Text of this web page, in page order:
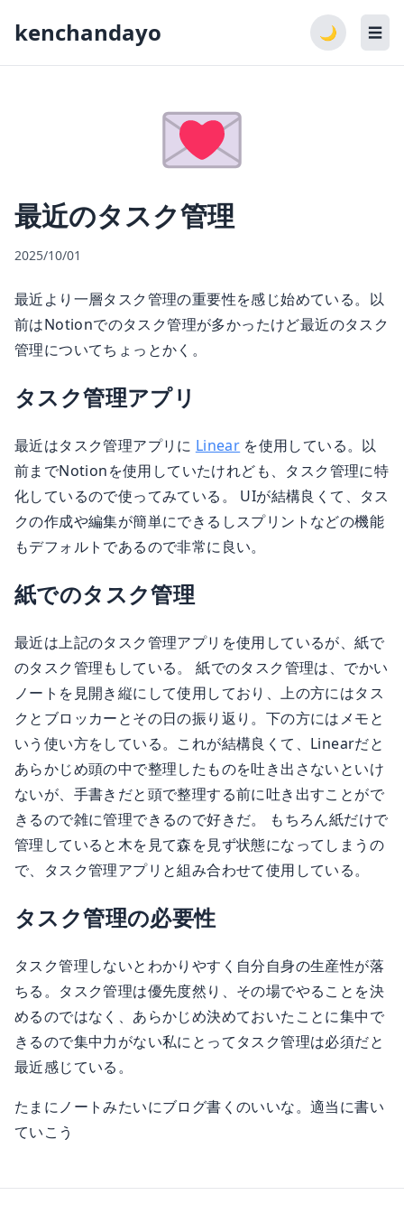
kenchandayo 🌙 ☰
最近のタスク管理
2025/10/01
最近より一層タスク管理の重要性を感じ始めている。以
前はNotionでのタスク管理が多かったけど最近のタスク
管理についてちょっとかく。
タスク管理アプリ
最近はタスク管理アプリに Linear を使用している。以
前までNotionを使用していたけれども、タスク管理に特
化しているので使ってみている。 UIが結構良くて、タス
クの作成や編集が簡単にできるしスプリントなどの機能
もデフォルトであるので非常に良い。
紙でのタスク管理
最近は上記のタスク管理アプリを使用しているが、紙で
のタスク管理もしている。 紙でのタスク管理は、でかい
ノートを見開き縦にして使用しており、上の方にはタス
クとブロッカーとその日の振り返り。下の方にはメモと
いう使い方をしている。これが結構良くて、Linearだと
あらかじめ頭の中で整理したものを吐き出さないといけ
ないが、手書きだと頭で整理する前に吐き出すことがで
きるので雑に管理できるので好きだ。 もちろん紙だけで
管理していると木を見て森を見ず状態になってしまうの
で、タスク管理アプリと組み合わせて使用している。
タスク管理の必要性
タスク管理しないとわかりやすく自分自身の生産性が落
ちる。タスク管理は優先度然り、その場でやることを決
めるのではなく、あらかじめ決めておいたことに集中で
きるので集中力がない私にとってタスク管理は必須だと
最近感じている。
たまにノートみたいにブログ書くのいいな。適当に書い
ていこう